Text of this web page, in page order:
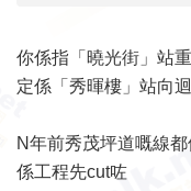
你係指「曉光街」站
定係「秀暉樓」站向
N年前秀茂坪道嘅線
係工程先cut咗